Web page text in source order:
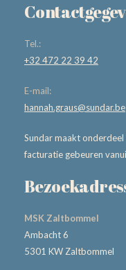
Tel.:
+32 472 22 39 42
E-mail:
hannah.graus@sundar.be
Sundar maakt onderdeel
facturatie gebeuren
MSK Zaltbommel
Ambacht 6
5301 KW Zaltbommel